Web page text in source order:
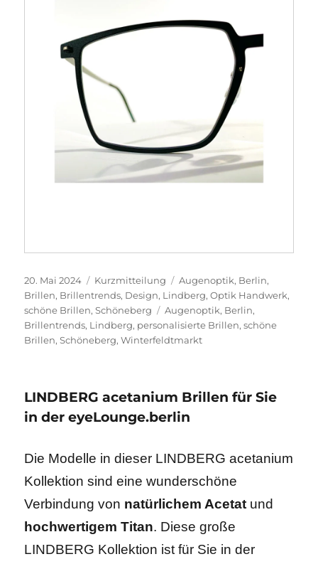
Veröffentlicht
am
20. Mai 2024 Format
Kurzmitteilung Kategorien
Augenoptik, Berlin,
Brillen, Brillentrends, Design, Lindberg,Optik Handwerk,
schöne Brillen,Schöneberg Schlagwörter
Augenoptik, Berlin,
Brillentrends, Lindberg, personalisierte Brillen,schöne
Brillen,Schöneberg,Winterfeldtmarkt
LINDBERG acetanium Brillen für Sie
in der eyeLounge.berlin
Die Modelle in dieser LINDBERG acetanium
Kollektion sind eine wunderschöne
Verbindung von natürlichem Acetat und
hochwertigem Titan. Diese große
LINDBERG Kollektion ist für Sie in der